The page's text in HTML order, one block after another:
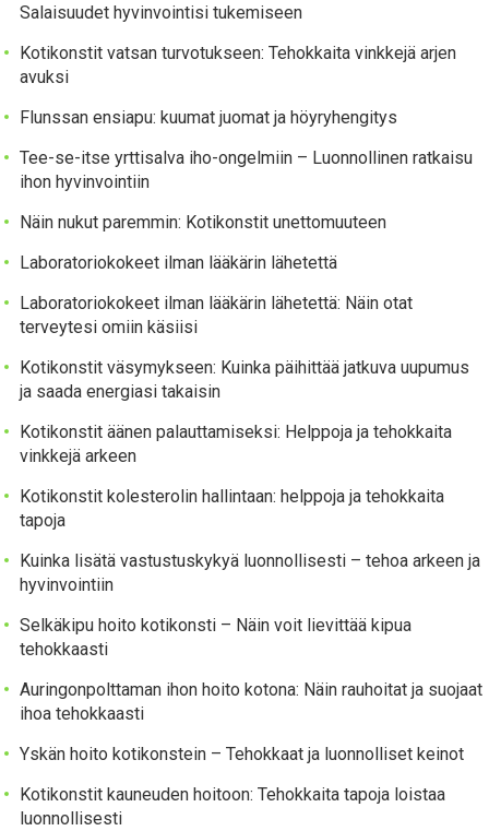
Salaisuudet hyvinvointisi tukemiseen
Kotikonstit vatsan turvotukseen: Tehokkaita vinkkejä arjen
avuksi
Flunssan ensiapu: kuumat juomat ja höyryhengitys
Tee-se-itse yrttisalva iho-ongelmiin – Luonnollinen ratkaisu
ihon hyvinvointiin
Näin nukut paremmin: Kotikonstit unettomuuteen
Laboratoriokokeet ilman lääkärin lähetettä
Laboratoriokokeet ilman lääkärin lähetettä: Näin otat
terveytesi omiin käsiisi
Kotikonstit väsymykseen: Kuinka päihittää jatkuva uupumus
ja saada energiasi takaisin
Kotikonstit äänen palauttamiseksi: Helppoja ja tehokkaita
vinkkejä arkeen
Kotikonstit kolesterolin hallintaan: helppoja ja tehokkaita
tapoja
Kuinka lisätä vastustuskykyä luonnollisesti – tehoa arkeen ja
hyvinvointiin
Selkäkipu hoito kotikonsti – Näin voit lievittää kipua
tehokkaasti
Auringonpolttaman ihon hoito kotona: Näin rauhoitat ja suojaat
ihoa tehokkaasti
Yskän hoito kotikonstein – Tehokkaat ja luonnolliset keinot
Kotikonstit kauneuden hoitoon: Tehokkaita tapoja loistaa
luonnollisesti